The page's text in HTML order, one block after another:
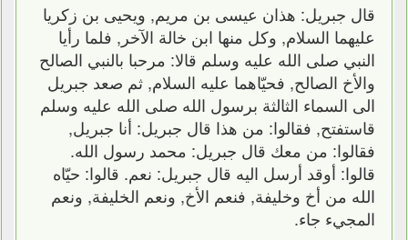
قال جبريل: هذان عيسى بن مريم, ويحيى بن زكريا
عليهما السلام, وكل منها ابن خالة الآخر, فلما رأيا
النبي صلى الله عليه وسلم قالا: مرحبا بالنبي الصالح
والأخ الصالح, فحيّاهما عليه السلام, ثم صعد جبريل
الى السماء الثالثة برسول الله صلى الله عليه وسلم
قاستفتح, فقالوا: من هذا قال جبريل: أنا جبريل,
فقالوا: من معك قال جبريل: محمد رسول الله.
قالوا: أوقد أرسل اليه قال جبريل: نعم. قالوا: حيّاه
الله من أخ وخليفة, فنعم الأخ, ونعم الخليفة, ونعم
المجيء جاء.